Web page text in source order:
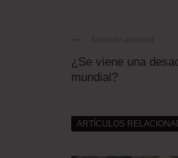
¿Se viene una
mundial?
ARTÍCULOS